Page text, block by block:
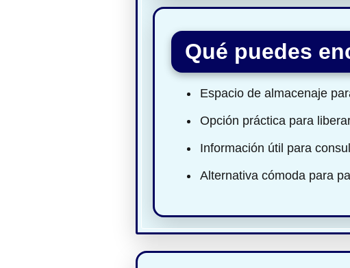
Qué puedes
Espacio de almacenaje
Opción práctica para
Información útil para
Alternativa cómoda para